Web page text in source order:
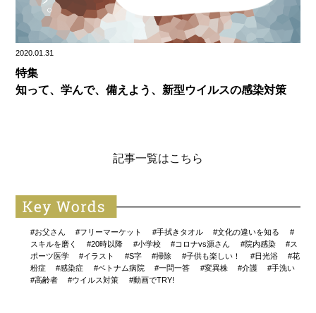
2020.01.31
特集
知って、学んで、備えよう、新型ウイルスの感染対策
記事一覧はこちら
#お父さん #フリーマーケット #手拭きタオル #文化の違いを知る
#
スキルを磨く
#20時以降 #小学校 #コロナvs源さん #院内感染
#ス
ポーツ医学
#イラスト #S字 #掃除 #子供も楽しい！ #日光浴
#花
粉症
#感染症 #ベトナム病院 #一問一答 #変異株 #介護
#手洗い
#高齢者
#ウイルス対策 #動画でTRY!